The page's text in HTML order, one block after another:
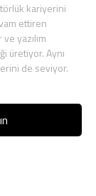
kariyerini
ettiren
yazılım
üretiyor. Aynı
de seviyor.